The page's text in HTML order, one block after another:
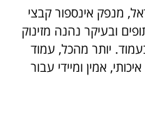
מנפק אינספור קבצי
ובעיקר נהנה מזינוק
יותר מהכל, עמוד
אמין ומיידי עבור